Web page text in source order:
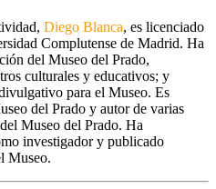
Diego Blanca, es licenciado
Complutense de Madrid. Ha
del Museo del Prado,
culturales y educativos; y
para el Museo. Es
del Prado y autor de varias
Museo del Prado. Ha
investigador y publicado
Museo.